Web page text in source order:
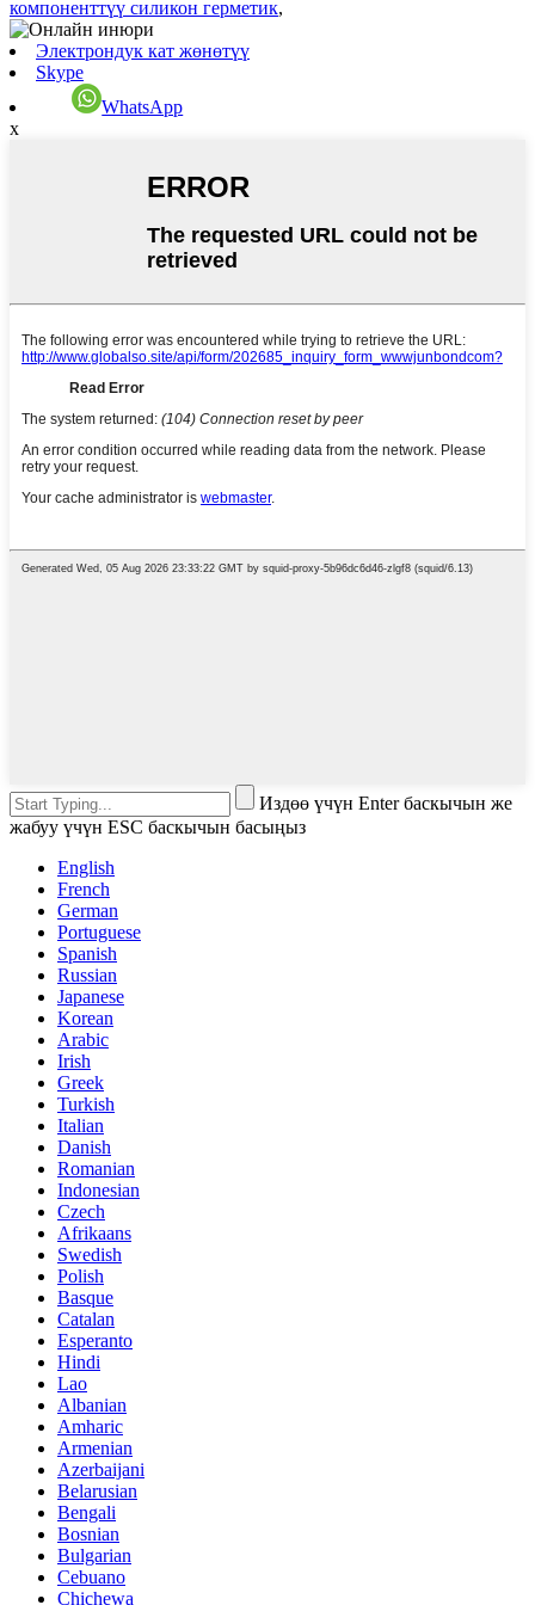
компоненттүү силикон герметик,
Электрондук кат жөнөтүү
Skype
WhatsApp
x
Издөө үчүн Enter баскычын же
жабуу үчүн ESC баскычын басыңыз
English
French
German
Portuguese
Spanish
Russian
Japanese
Korean
Arabic
Irish
Greek
Turkish
Italian
Danish
Romanian
Indonesian
Czech
Afrikaans
Swedish
Polish
Basque
Catalan
Esperanto
Hindi
Lao
Albanian
Amharic
Armenian
Azerbaijani
Belarusian
Bengali
Bosnian
Bulgarian
Cebuano
Chichewa